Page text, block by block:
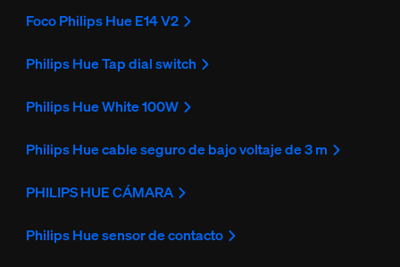
Foco Philips Hue E14 V2
Philips Hue Tap dial switch
Philips Hue White 100W
Philips Hue cable seguro de bajo voltaje de 3 m
PHILIPS HUE CÁMARA
Philips Hue sensor de contacto